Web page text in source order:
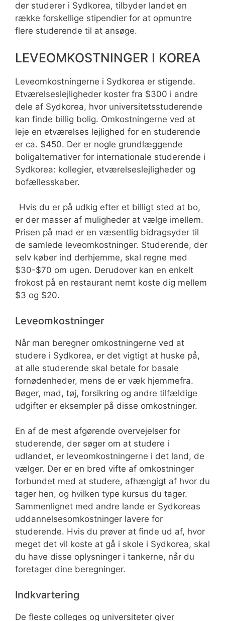
der studerer i Sydkorea, tilbyder landet en
række forskellige stipendier for at opmuntre
flere studerende til at ansøge.
LEVEOMKOSTNINGER I KOREA
Leveomkostningerne i Sydkorea er stigende.
Etværelseslejligheder koster fra $300 i andre
dele af Sydkorea, hvor universitetsstuderende
kan finde billig bolig. Omkostningerne ved at
leje en etværelses lejlighed for en studerende
er ca. $450. Der er nogle grundlæggende
boligalternativer for internationale studerende i
Sydkorea: kollegier, etværelseslejligheder og
bofællesskaber.
Hvis du er på udkig efter et billigt sted at bo,
er der masser af muligheder at vælge imellem.
Prisen på mad er en væsentlig bidragsyder til
de samlede leveomkostninger. Studerende, der
selv køber ind derhjemme, skal regne med
$30-$70 om ugen. Derudover kan en enkelt
frokost på en restaurant nemt koste dig mellem
$3 og $20.
Leveomkostninger
Når man beregner omkostningerne ved at
studere i Sydkorea, er det vigtigt at huske på,
at alle studerende skal betale for basale
fornødenheder, mens de er væk hjemmefra.
Bøger, mad, tøj, forsikring og andre tilfældige
udgifter er eksempler på disse omkostninger.
En af de mest afgørende overvejelser for
studerende, der søger om at studere i
udlandet, er leveomkostningerne i det land, de
vælger. Der er en bred vifte af omkostninger
forbundet med at studere, afhængigt af hvor du
tager hen, og hvilken type kursus du tager.
Sammenlignet med andre lande er Sydkoreas
uddannelsesomkostninger lavere for
studerende. Hvis du prøver at finde ud af, hvor
meget det vil koste at gå i skole i Sydkorea, skal
du have disse oplysninger i tankerne, når du
foretager dine beregninger.
Indkvartering
De fleste colleges og universiteter giver